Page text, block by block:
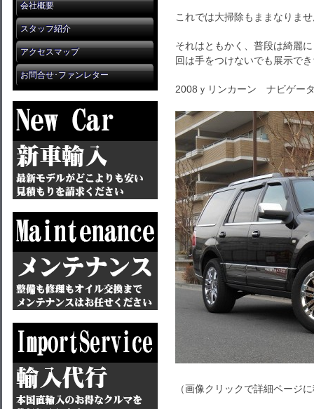
会社概要
スタッフ紹介
アクセスマップ
お問合せ･ファンレター
これでは大掃除もままなりま
それはともかく、普段は綺麗
回は手をつけないでも展示で
2008ｙリンカーン ナビゲー
（画像クリックで詳細ページ